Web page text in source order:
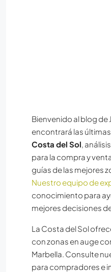
Bienvenido al blog de
encontrará las últimas
Costa del Sol,
para la compra y
guías de las mejores
Nuestro equipo de
conocimiento para
mejores decisiones
La Costa del Sol
con zonas en auge
Marbella. Consulte
para compradores e